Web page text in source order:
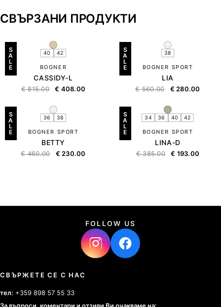
СВЪРЗАНИ ПРОДУКТИ
S
A
L
E
40 42
BOGNER
CASSIDY-L
€815.00 € 408.00
S
A
L
E
38
BOGNER SPORT
LIA
€560.00 € 280.00
S
A
L
E
36 38
BOGNER SPORT
BETTY
€460.00 € 230.00
S
A
L
E
34 36 40 42
BOGNER SPORT
LINA-D
€385.00 € 193.00
FOLLOW US
СВЪРЖЕТЕ СЕ С НАС
тел: +359 898 57 55 33
За въпроси, коментари и отзиви Ви очакваме на: